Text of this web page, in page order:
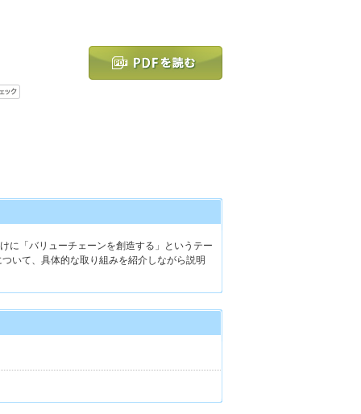
に「バリューチェーンを創造する」というテー
いて、具体的な取り組みを紹介しながら説明